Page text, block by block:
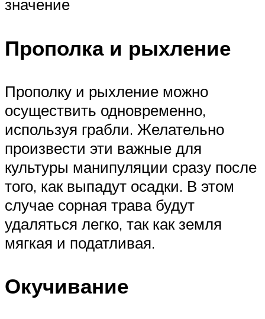
значение
Прополка и рыхление
Прополку и рыхление можно
осуществить одновременно,
используя грабли. Желательно
произвести эти важные для
культуры манипуляции сразу после
того, как выпадут осадки. В этом
случае сорная трава будут
удаляться легко, так как земля
мягкая и податливая.
Окучивание